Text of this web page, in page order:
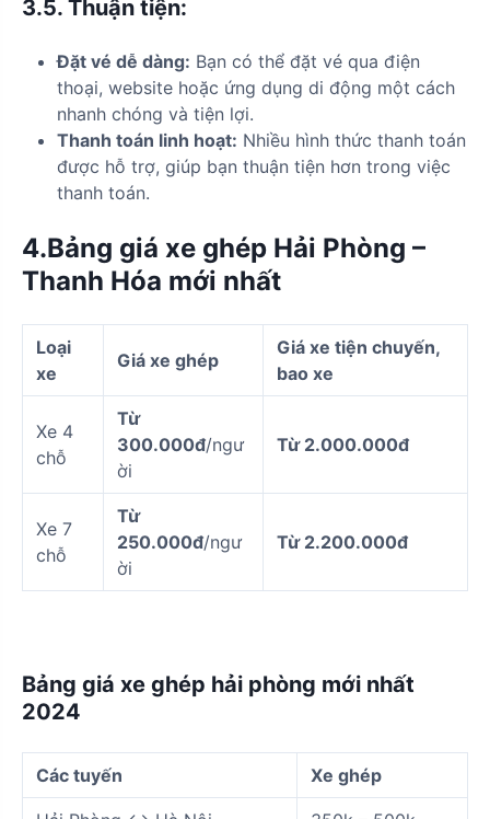
3.5. Thuận tiện:
Đặt vé dễ dàng: Bạn có thể đặt vé qua điện
thoại, website hoặc ứng dụng di động một cách
nhanh chóng và tiện lợi.
Thanh toán linh hoạt: Nhiều hình thức thanh toán
được hỗ trợ, giúp bạn thuận tiện hơn trong việc
thanh toán.
4.Bảng giá xe ghép Hải Phòng –
Thanh Hóa mới nhất
Loại
xe
Giá xe ghép
Giá xe tiện chuyến,
bao xe
Xe 4
chỗ
Từ
300.000đ/ngư
ời
Từ 2.000.000đ
Xe 7
chỗ
Từ
250.000đ/ngư
ời
Từ 2.200.000đ
Bảng giá xe ghép hải phòng mới nhất
2024
Các tuyến Xe ghép